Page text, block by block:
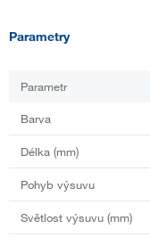
Parametry
Parametr
Barva
Délka (mm)
Pohyb výsuvu
Světlost výsuvu (mm)